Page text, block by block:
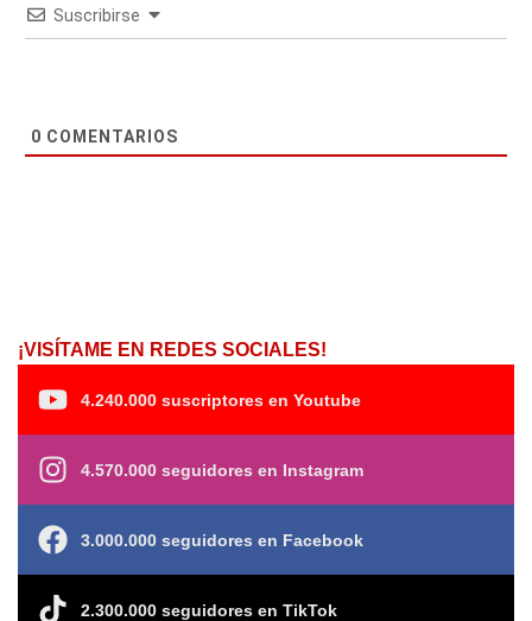
Suscribirse
0 COMENTARIOS
¡VISÍTAME EN REDES SOCIALES!
4.240.000 suscriptores en Youtube
4.570.000 seguidores en Instagram
3.000.000 seguidores en Facebook
2.300.000 seguidores en TikTok